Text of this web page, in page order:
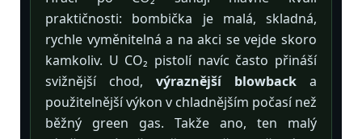
praktičnosti: bombička je malá, skladná,
rychle vyměnitelná a na akci se vejde skoro
kamkoliv. U CO₂ pistolí navíc často přináší
svižnější chod, výraznější blowback a
použitelnější výkon v chladnějším počasí než
běžný green gas. Takže ano, ten malý